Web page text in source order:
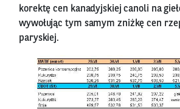
korektę cen kanadyjskiej canoli na
wywołując tym samym zniżkę cen
paryskiej.